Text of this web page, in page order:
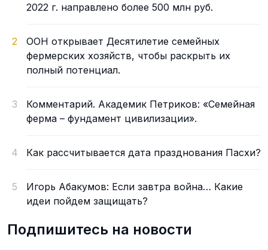
2022 г. направлено более 500 млн руб.
2
ООН открывает Десятилетие семейных
фермерских хозяйств, чтобы раскрыть их
полный потенциал.
3
Комментарий. Академик Петриков: «Семейная
ферма – фундамент цивилизации».
4 Как рассчитывается дата празднования Пасхи?
5
Игорь Абакумов: Если завтра война… Какие
идеи пойдем защищать?
Подпишитесь на новости